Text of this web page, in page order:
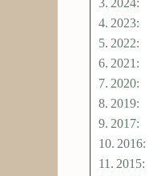
2024:
2023:
2022:
2021:
2020:
2019:
2017:
2016:
2015: